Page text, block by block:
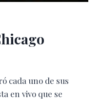
cada uno de sus
en vivo que se